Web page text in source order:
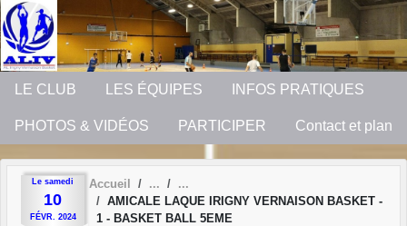
LE CLUB LES ÉQUIPES INFOS PRATIQUES
PHOTOS & VIDÉOS PARTICIPER Contact et plan
Le samedi
10
FÉVR. 2024
Accueil
AMICALE LAQUE IRIGNY VERNAISON BASKET -
1 - BASKET BALL 5EME
Panneau de gestion des cookies